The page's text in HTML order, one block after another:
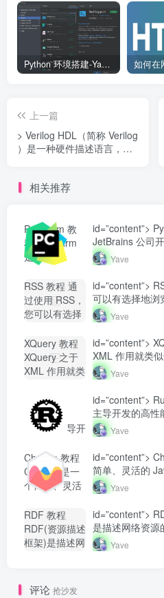
Python 环境搭建-Yave520-专业开发者社区
上一篇
> Verilog HDL（简称 Verilog
）是一种硬件描述语言，用
相关推荐
PyCharm 教
程 PyCharm
是由
司开发...-
Yave520-专业
开发者社区"
fit-cover
radius8">
id=”content”>
JetBrains 公司
Yave
RSS 教程 通
过使用 RSS，
您可以有选择
趣的以及与您
的工...-
Yave520-专业
class="lazyload
fit-cover
radius8">
id=”content”>
可以有选择地浏
工…Yave
XQuery 教程
XQuery 之于
XML 作用就类
之...-
Yave520-专业
开发者社区"
fit-cover
radius8">
id=”content”>
XML 作用就类
Yave
Rust 教程
Rust 是由
Mozilla 主导开
译型编...-
Yave520-专业
开发者社区"
class="lazyload
fit-cover
radius8">
id=”content”>
主导开发的高
Yave
Chart.js 教程
Chart.js 是一
个简单、灵活
Yave520-专业
开发者社区"
class="lazyload
id=”content”>
简单、灵活的
Yave
RDF 教程
RDF(资源描述
框架)是描述网
，...-
id=”content”>
是描述网络资
Yave
评论 抢沙发